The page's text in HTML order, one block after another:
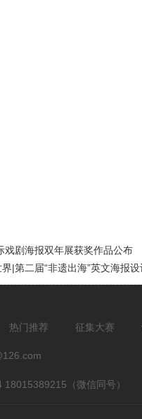
戏剧海报双年展获奖作品公布
|第二届“非遗出海”英文海报
热门推荐 征集大赛
（微信同号）